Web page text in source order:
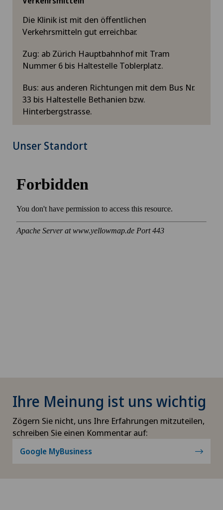
Die Klinik ist mit den öffentlichen
Verkehrsmitteln gut erreichbar.
Zug: ab Zürich Hauptbahnhof mit Tram
Nummer 6 bis Haltestelle Toblerplatz.
Bus: aus anderen Richtungen mit dem Bus Nr.
33 bis Haltestelle Bethanien bzw.
Hinterbergstrasse.
Unser Standort
Ihre Meinung ist uns wichtig
Zögern Sie nicht, uns Ihre Erfahrungen mitzuteilen,
schreiben Sie einen Kommentar auf:
Google MyBusiness